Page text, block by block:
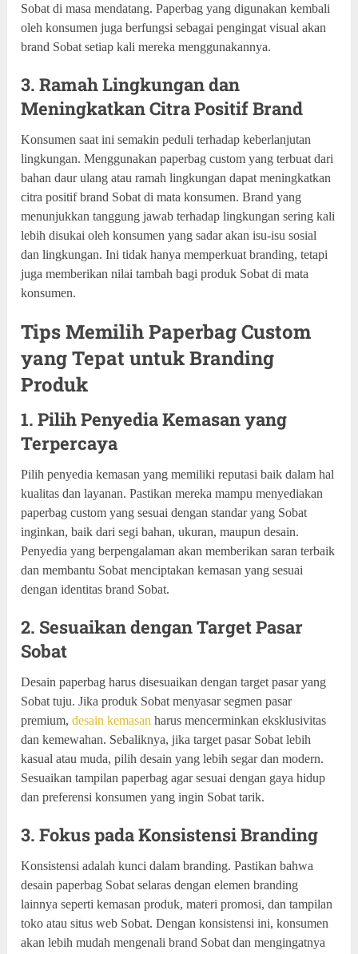
Sobat di masa mendatang. Paperbag yang digunakan kembali
oleh konsumen juga berfungsi sebagai pengingat visual akan
brand Sobat setiap kali mereka menggunakannya.
3. Ramah Lingkungan dan
Meningkatkan Citra Positif Brand
Konsumen saat ini semakin peduli terhadap keberlanjutan
lingkungan. Menggunakan paperbag custom yang terbuat dari
bahan daur ulang atau ramah lingkungan dapat meningkatkan
citra positif brand Sobat di mata konsumen. Brand yang
menunjukkan tanggung jawab terhadap lingkungan sering kali
lebih disukai oleh konsumen yang sadar akan isu-isu sosial
dan lingkungan. Ini tidak hanya memperkuat branding, tetapi
juga memberikan nilai tambah bagi produk Sobat di mata
konsumen.
Tips Memilih Paperbag Custom
yang Tepat untuk Branding
Produk
1. Pilih Penyedia Kemasan yang
Terpercaya
Pilih penyedia kemasan yang memiliki reputasi baik dalam hal
kualitas dan layanan. Pastikan mereka mampu menyediakan
paperbag custom yang sesuai dengan standar yang Sobat
inginkan, baik dari segi bahan, ukuran, maupun desain.
Penyedia yang berpengalaman akan memberikan saran terbaik
dan membantu Sobat menciptakan kemasan yang sesuai
dengan identitas brand Sobat.
2. Sesuaikan dengan Target Pasar
Sobat
Desain paperbag harus disesuaikan dengan target pasar yang
Sobat tuju. Jika produk Sobat menyasar segmen pasar
premium,desain kemasan harus mencerminkan eksklusivitas
dan kemewahan. Sebaliknya, jika target pasar Sobat lebih
kasual atau muda, pilih desain yang lebih segar dan modern.
Sesuaikan tampilan paperbag agar sesuai dengan gaya hidup
dan preferensi konsumen yang ingin Sobat tarik.
3. Fokus pada Konsistensi Branding
Konsistensi adalah kunci dalam branding. Pastikan bahwa
desain paperbag Sobat selaras dengan elemen branding
lainnya seperti kemasan produk, materi promosi, dan tampilan
toko atau situs web Sobat. Dengan konsistensi ini, konsumen
akan lebih mudah mengenali brand Sobat dan mengingatnya